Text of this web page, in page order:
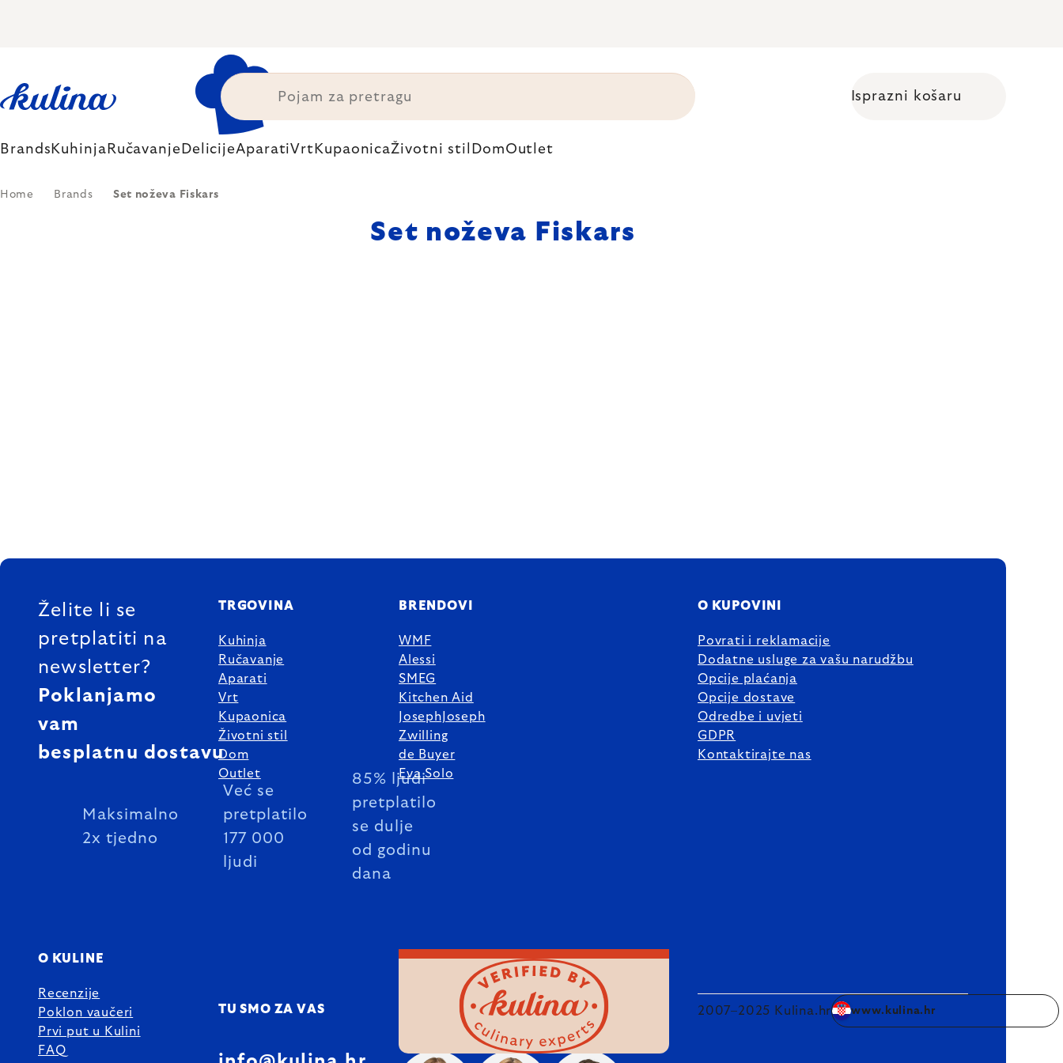
Isprazni košaru
Brands Kuhinja Ručavanje DelicijeAparatiVrt KupaonicaŽivotni stil DomOutlet
Home Brands Set noževa Fiskars
Set noževa Fiskars
FOOTER
Želite li se
pretplatiti na
newsletter?
Poklanjamo
vam
besplatnu dostavu
Maksimalno
2x tjedno
Već se
pretplatilo
177 000
ljudi
85% ljudi
pretplatilo
se dulje
od godinu
dana
TRGOVINA
Kuhinja
Ručavanje
Aparati
Vrt
Kupaonica
Životni stil
Dom
Outlet
BRENDOVI
WMF
Alessi
SMEG
Kitchen Aid
JosephJoseph
Zwilling
de Buyer
Eva Solo
O KUPOVINI
Povrati i reklamacije
Dodatne usluge za vašu narudžbu
Opcije plaćanja
Opcije dostave
Odredbe i uvjeti
GDPR
Kontaktirajte nas
O KULINE
Recenzije
Poklon vaučeri
Prvi put u Kulini
FAQ
TU SMO ZA VAS 2007–2025 Kulina.hr www.kulina.hr